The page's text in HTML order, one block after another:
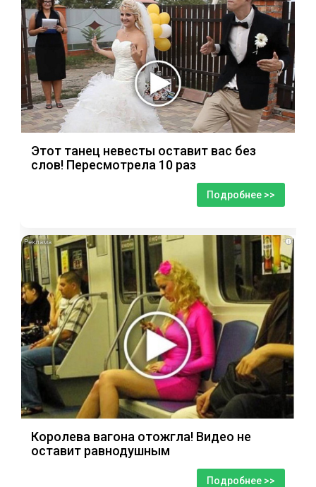
Этот танец невесты оставит вас без
слов! Пересмотрела 10 раз
Подробнее >>
i
Королева вагона отожгла! Видео не
оставит равнодушным
Подробнее >>